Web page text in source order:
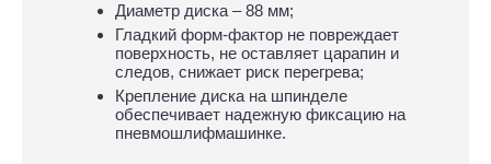
Диаметр диска – 88 мм;
Гладкий форм-фактор не повреждает
поверхность, не оставляет царапин и
следов, снижает риск перегрева;
Крепление диска на шпинделе
обеспечивает надежную фиксацию на
пневмошлифмашинке.